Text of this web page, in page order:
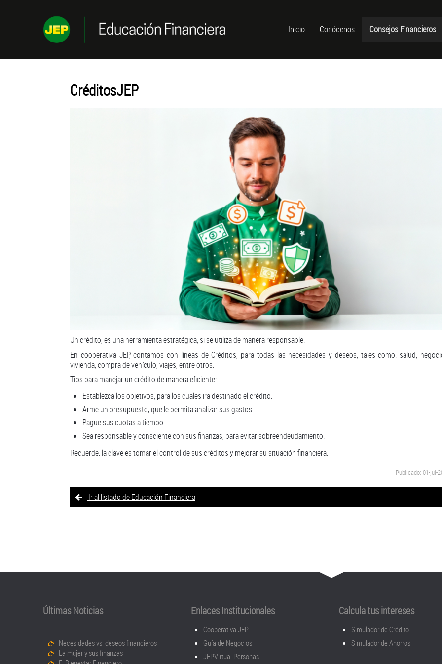
Inicio Conócenos Consejos Financieros
CréditosJEP
Un crédito, es una herramienta estratégica, si se utiliza de manera responsable.
En cooperativa JEP, contamos con líneas de Créditos, para todas las necesidades y deseos, tales como: salud,
vivienda, compra de vehículo, viajes, entre otros.
Tips para manejar un crédito de manera eficiente:
Establezca los objetivos, para los cuales ira destinado el crédito.
Arme un presupuesto, que le permita analizar sus gastos.
Pague sus cuotas a tiempo.
Sea responsable y consciente con sus finanzas, para evitar sobreendeudamiento.
Recuerde, la clave es tomar el control de sus créditos y mejorar su situación financiera.
Publicado: 01-jul-
Ir al listado de Educación Financiera
Últimas Noticias
Necesidades vs. deseos financieros
La mujer y sus finanzas
Enlaces Institucionales
Cooperativa JEP
Guía de Negocios
JEPVirtual Personas
Calcula tus intereses
Simulador de Crédito
Simulador de Ahorros